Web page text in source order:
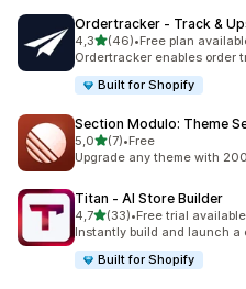
Ordertracker ‑ Track &
4,3z 5 hvězd
(46)
Celkový počet recenzí: 46
•Free plan
Ordertracker enables order
Built for Shopify
Section Modulo: Theme
5,0z 5 hvězd
(7)
Celkový počet recenzí: 7
•Free
Upgrade any theme with
Titan ‑ AI Store Builder
4,7z 5 hvězd
(33)
Celkový počet recenzí: 33
•Free trial available
Instantly build and launch a
Built for Shopify